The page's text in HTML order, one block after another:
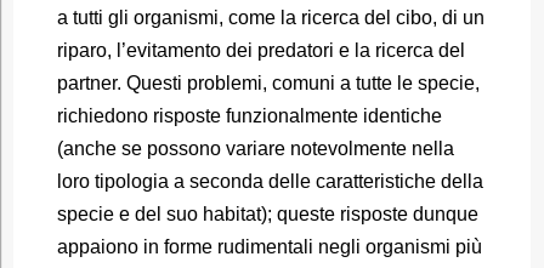
a tutti gli organismi, come la ricerca del cibo, di un
riparo, l’evitamento dei predatori e la ricerca del
partner. Questi problemi, comuni a tutte le specie,
richiedono risposte funzionalmente identiche
(anche se possono variare notevolmente nella
loro tipologia a seconda delle caratteristiche della
specie e del suo habitat); queste risposte dunque
appaiono in forme rudimentali negli organismi più